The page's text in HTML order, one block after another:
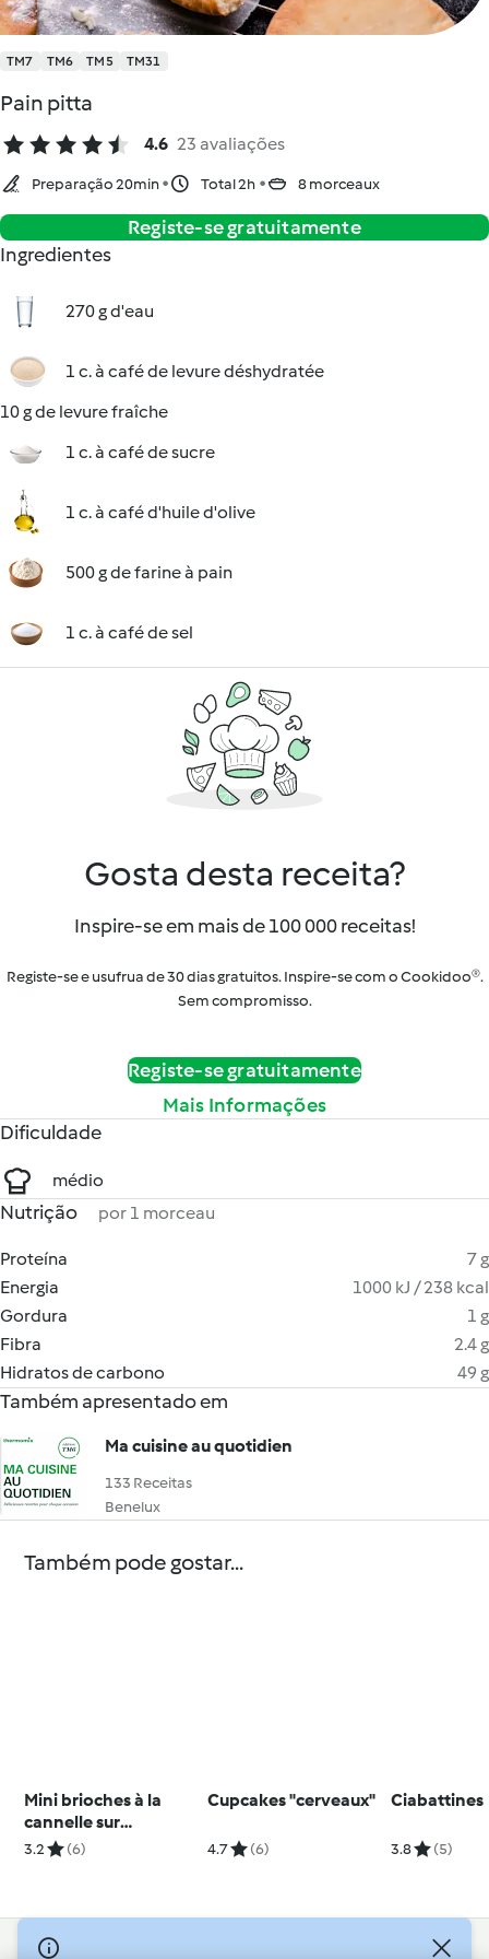
TM7 TM6 TM5 TM31
Pain pitta
4.6 23 avaliações
Preparação 20min Total 2h 8 morceaux
Registe-se gratuitamente
Ingredientes
270 g d'eau
1 c. à café de levure déshydratée
10 g de levure fraîche
1 c. à café de sucre
1 c. à café d'huile d'olive
500 g de farine à pain
1 c. à café de sel
Gosta desta receita?
Inspire-se em mais de 100 000 receitas!
Registe-se e usufrua de 30 dias gratuitos. Inspire-se com o Cookidoo®.
Sem compromisso.
Registe-se gratuitamente
Mais Informações
Dificuldade
médio
Nutrição por 1 morceau
Proteína
7 g
Energia
1000 kJ / 238 kcal
Gordura
1 g
Fibra
2.4 g
Hidratos de carbono
49 g
Também apresentado em
Ma cuisine au quotidien
133 Receitas
Benelux
Também pode gostar...
Mini brioches à la
cannelle sur
bâtonnet
3.2 (6)
Cupcakes "cerveaux"
4.7 (6)
Ciabattines
3.8 (5)